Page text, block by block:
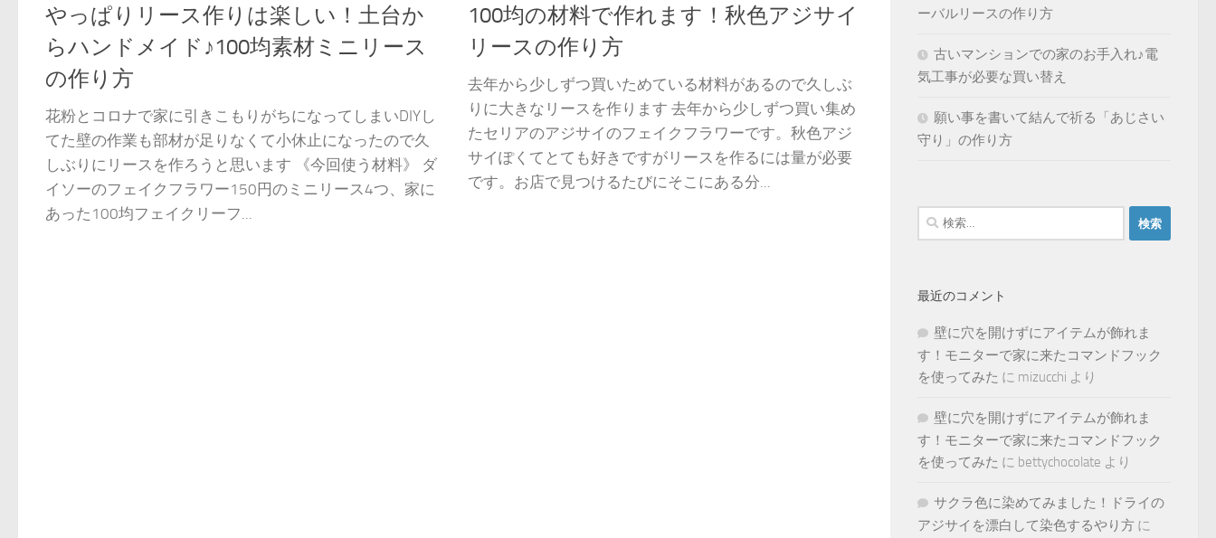
やっぱりリース作りは楽しい！土台か
らハンドメイド♪100均素材ミニリース
の作り方
花粉とコロナで家に引きこもりがちになってしまいDIYし
てた壁の作業も部材が足りなくて小休止になったので久
しぶりにリースを作ろうと思います 《今回使う材料》 ダ
イソーのフェイクフラワー150円のミニリース4つ、家に
あった100均フェイクリーフ...
100均の材料で作れます！秋色アジサイ
リースの作り方
去年から少しずつ買いためている材料があるので久しぶ
りに大きなリースを作ります 去年から少しずつ買い集め
たセリアのアジサイのフェイクフラワーです。秋色アジ
サイぽくてとても好きですがリースを作るには量が必要
です。お店で見つけるたびにそこにある分...
ーバルリースの作り方
古いマンションでの家のお手入れ♪電
気工事が必要な買い替え
願い事を書いて結んで祈る「あじさい
守り」の作り方
検
索:
最近のコメント
壁に穴を開けずにアイテムが飾れま
す！モニターで家に来たコマンドフック
を使ってみた に mizucchi より
壁に穴を開けずにアイテムが飾れま
す！モニターで家に来たコマンドフック
を使ってみた に bettychocolate より
サクラ色に染めてみました！ドライの
アジサイを漂白して染色するやり方 に